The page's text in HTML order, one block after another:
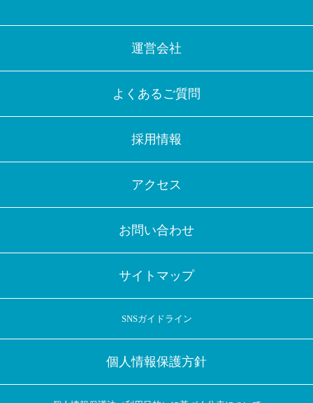
運営会社
よくあるご質問
採用情報
アクセス
お問い合わせ
サイトマップ
SNSガイドライン
個人情報保護方針